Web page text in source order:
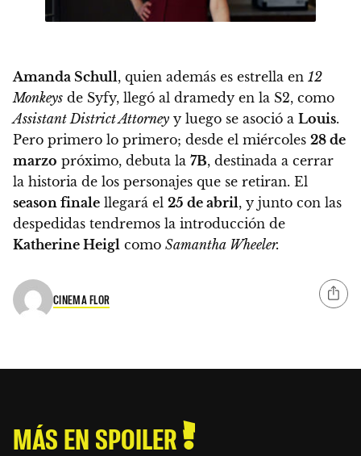
Amanda Schull, quien además es estrella en 12
Monkeys de Syfy, llegó al dramedy en la S2, como
Assistant District Attorney y luego se asoció a Louis.
Pero primero lo primero; desde el miércoles 28 de
marzo próximo, debuta la 7B, destinada a cerrar
la historia de los personajes que se retiran. El
season finale llegará el 25 de abril, y junto con las
despedidas tendremos la introducción de
Katherine Heigl como Samantha Wheeler.
CINEMA FLOR
MÁS EN SPOILER